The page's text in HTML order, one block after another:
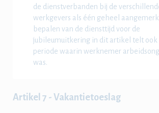
de dienstverbanden bij de
werkgevers als één geheel
bepalen van de diensttijd voor de
jubileumuitkering in dit artikel telt ook
periode waarin werknemer
was.
Artikel 7 - Vakantietoeslag